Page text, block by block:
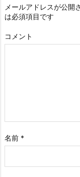
メールアドレスが公開
は必須項目です
コメント
名前 *